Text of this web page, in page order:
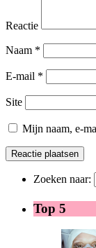
Reactie
Naam *
E-mail *
Site
Mijn naam, e-
Zoeken naar:
Top 5